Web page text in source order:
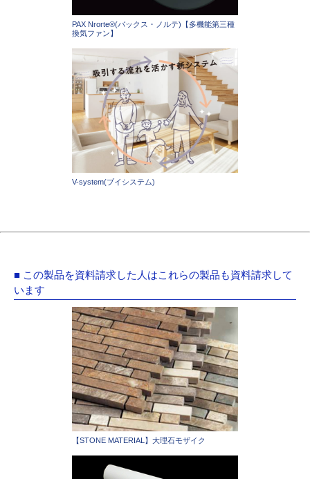
PAX Nrorte®(バックス・ノルテ)【多機能第三種
換気ファン】
V-system(ブイシステム)
■ この製品を資料請求した人はこれらの製品も資料請求して
います
【STONE MATERIAL】大理石モザイク